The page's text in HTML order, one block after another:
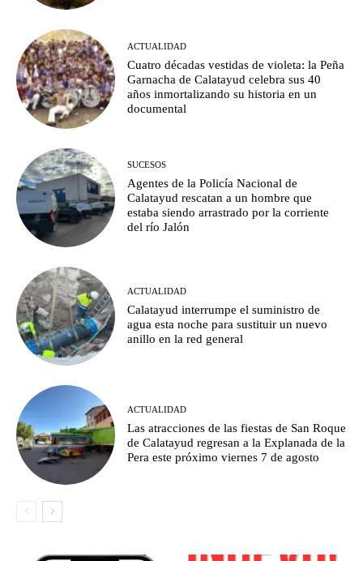
ACTUALIDAD
Cuatro décadas vestidas de violeta: la Peña
Garnacha de Calatayud celebra sus 40
años inmortalizando su historia en un
documental
SUCESOS
Agentes de la Policía Nacional de
Calatayud rescatan a un hombre que
estaba siendo arrastrado por la corriente
del río Jalón
ACTUALIDAD
Calatayud interrumpe el suministro de
agua esta noche para sustituir un nuevo
anillo en la red general
ACTUALIDAD
Las atracciones de las fiestas de San Roque
de Calatayud regresan a la Explanada de la
Pera este próximo viernes 7 de agosto